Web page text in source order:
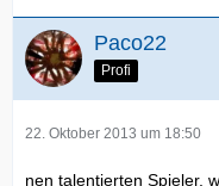
Paco22
Profi
22. Oktober 2013 um 18:50
nen talentierten Spieler,